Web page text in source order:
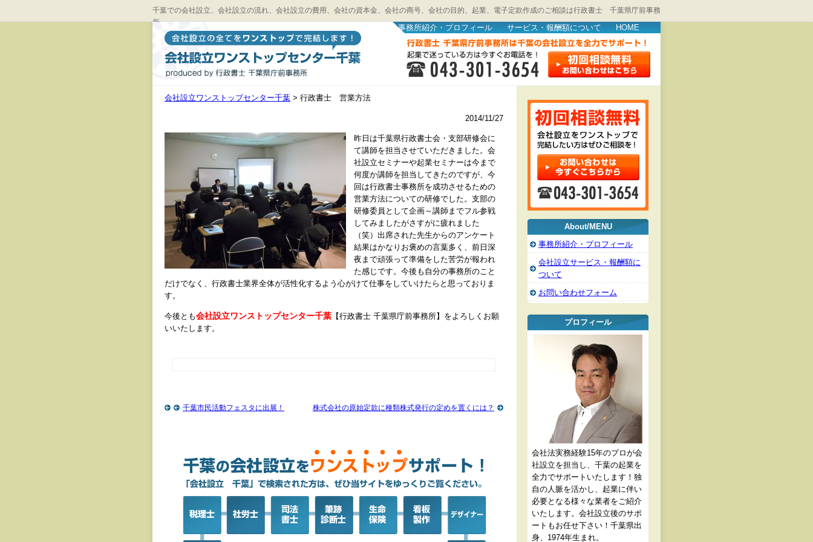
千葉での会社設立、会社設立の流れ、会社設立の費用、会社の資本金、会社の商号、会社の目的、起業、電子定款作成のご相談は行政書士 千葉県庁前事務
所
事務所紹介・プロフィール サービス・報酬額について HOME
会社設立ワンストップセンター千葉 > 行政書士 営業方法
2014/11/27
昨日は千葉県行政書士会・支部研修会に
て講師を担当させていただきました。会
社設立セミナーや起業セミナーは今まで
何度か講師を担当してきたのですが、今
回は行政書士事務所を成功させるための
営業方法についての研修でした。支部の
研修委員として企画～講師までフル参戦
してみましたがさすがに疲れました
（笑）出席された先生からのアンケート
結果はかなりお褒めの言葉多く、前日深
夜まで頑張って準備をした苦労が報われ
た感じです。今後も自分の事務所のこと
だけでなく、行政書士業界全体が活性化するよう心がけて仕事をしていけたらと思っておりま
す。
今後とも会社設立ワンストップセンター千葉 【行政書士 千葉県庁前事務所】をよろしくお願
いいたします。
千葉市民活動フェスタに出展！ 株式会社の原始定款に種類株式発行の定めを置くには？
About/MENU
事務所紹介・プロフィール
会社設立サービス・報酬額に
ついて
お問い合わせフォーム
プロフィール
会社法実務経験15年のプロが会
社設立を担当し、千葉の起業を
全力でサポートいたします！独
自の人脈を活かし、起業に伴い
必要となる様々な業者をご紹介
いたします。会社設立後のサポ
ートもお任せ下さい！千葉県出
身、1974年生まれ。